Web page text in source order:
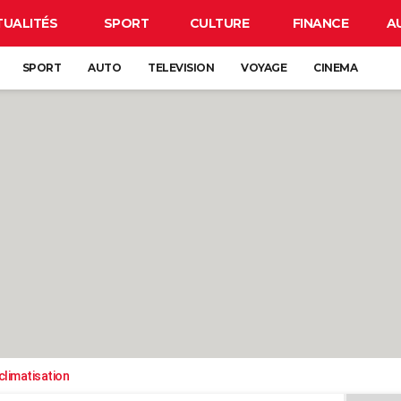
SPORT CULTURE FINANCE
SPORT AUTO TELEVISION VOYAGE CINEMA